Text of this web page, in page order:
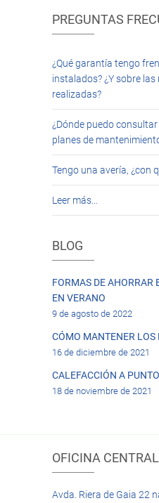
PREGUNTAS
¿Qué garantía tengo
instalados? ¿Y sobre
realizadas?
¿Dónde puedo
planes de
Tengo una avería, ¿con
Leer más…
BLOG
FORMAS DE AHORRAR
EN VERANO
9 de agosto de 2022
CÓMO MANTENER LOS
16 de diciembre de 2021
CALEFACCIÓN A PUNTO
18 de noviembre de 2021
OFICINA CENTRAL
Avda. Riera de Gaia 22